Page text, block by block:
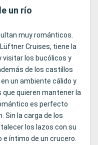
un río
muy románticos.
Cruises, tiene la
visitar los bucólicos y
de los castillos
un ambiente cálido y
que quieren mantener la
es perfecto
Sin la carga de los
los lazos con su
íntimo de un crucero.